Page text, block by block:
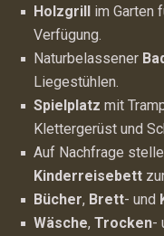
Holzgrill im Garten
Verfügung.
Naturbelassener
Liegestühlen.
Spielplatzmit
Klettergerüst und
Auf Nachfrage
Kinderreisebett
Bücher, Brett- und
Wäsche,Trocken-